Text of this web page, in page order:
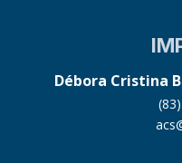
Débora Cristina